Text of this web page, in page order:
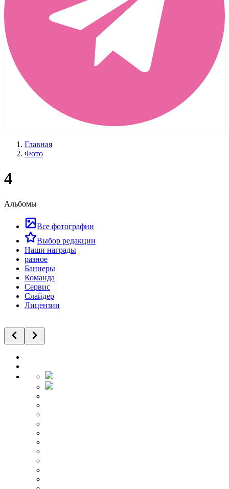
Главная
Фото
4
Альбомы
Все фотографии
Выбор редакции
Наши награды
разное
Баннеры
Команда
Сервис
Слайдер
Лицензии